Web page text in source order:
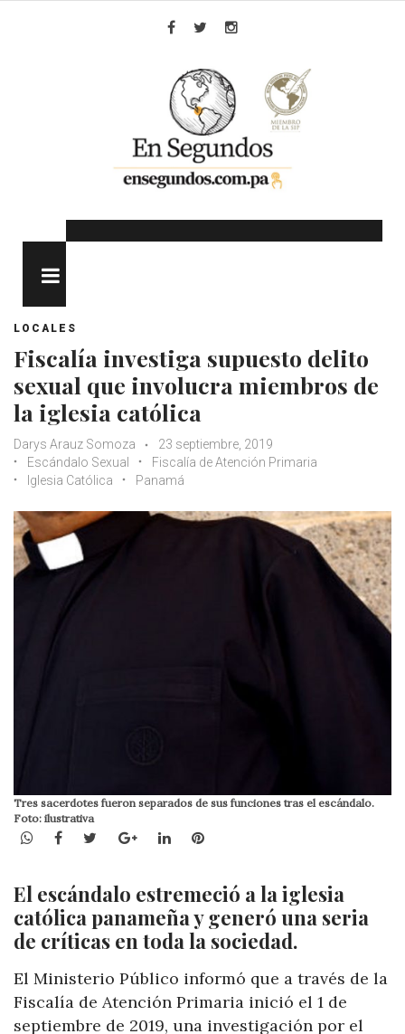
LOCALES
Fiscalía investiga supuesto delito
sexual que involucra miembros de
la iglesia católica
Darys Arauz Somoza
23 septiembre, 2019
Escándalo Sexual
Fiscalía de Atención Primaria
Iglesia Católica
Panamá
Tres sacerdotes fueron separados de sus funciones tras el escándalo.
Foto: ilustrativa
WhatsApp
Facebook
TwitterGoogle+LinkedInPinterest
El escándalo estremeció a la iglesia
católica panameña y generó una seria
de críticas en toda la sociedad.
El Ministerio Público informó que a través de la
Fiscalía de Atención Primaria inició el 1 de
septiembre de 2019, una investigación por el